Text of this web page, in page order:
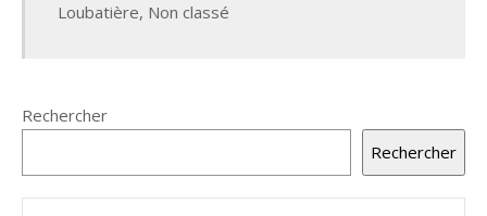
Loubatière, Non classé
Rechercher
Rechercher